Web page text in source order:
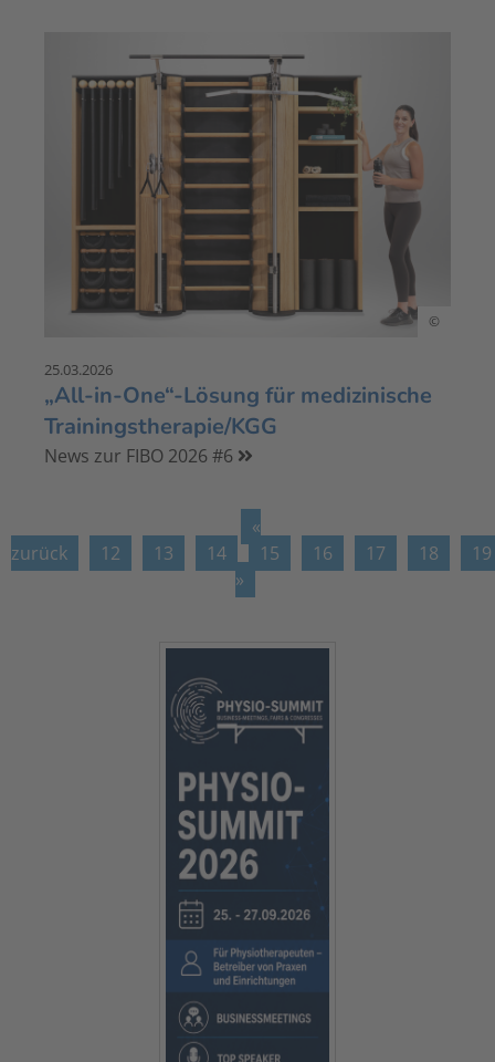
©
25.03.2026
„All-in-One“-Lösung für medizinische
Trainingstherapie/KGG
News zur FIBO 2026 #6
«
zurück
12 13 14 15 16 17 18
19
»